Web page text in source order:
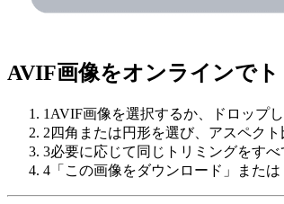
AVIF画像をオンラインで
1 AVIF画像を選択するか、ドロップ
2 四角または円形を選び、アスペク
3必要に応じて同じトリミングをす
4 「この画像をダウンロード」また